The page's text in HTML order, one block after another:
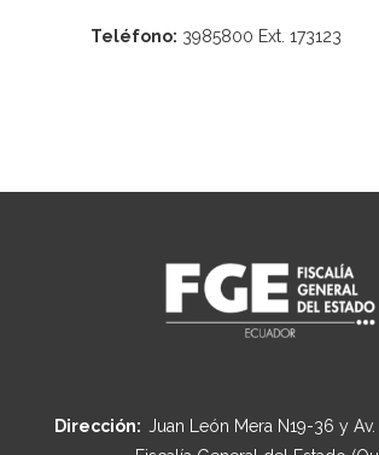
Teléfono: 3985800 Ext. 173123
Dirección: Juan León Mera N19-36 y Av.